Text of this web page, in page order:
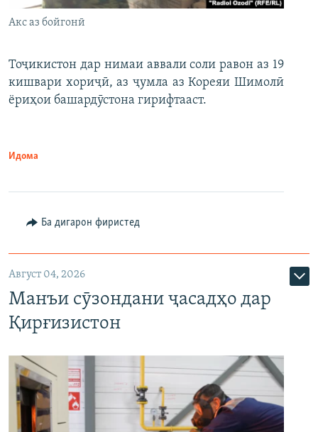
Акс аз бойгонӣ
Тоҷикистон дар нимаи аввали соли равон аз 19
кишвари хориҷӣ, аз ҷумла аз Кореяи Шимолӣ
ёриҳои башардӯстона гирифтааст.
Идома
Ба дигарон фиристед
Август 04, 2026
Манъи сӯзондани ҷасадҳо дар
Қирғизистон